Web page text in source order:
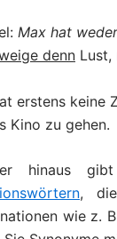
Max hat
denn Lust,
erstens keine
Kino zu gehen.
hinaus
,
wie z.